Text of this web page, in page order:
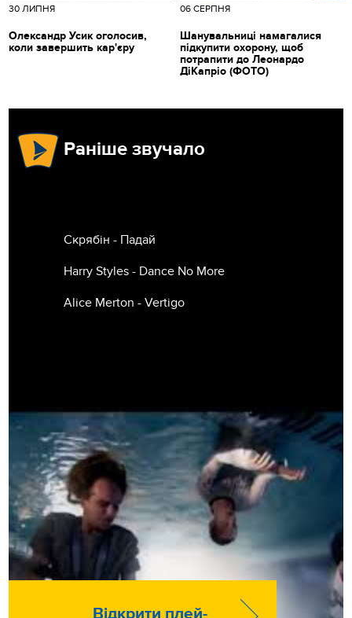
30 ЛИПНЯ
Олександр Усик оголосив,
коли завершить кар'єру
06 СЕРПНЯ
Шанувальниці намагалися
підкупити охорону, щоб
потрапити до Леонардо
ДіКапріо (ФОТО)
Раніше звучало
Скрябін - Падай
Harry Styles - Dance No More
Alice Merton - Vertigo
Відкрити плей-